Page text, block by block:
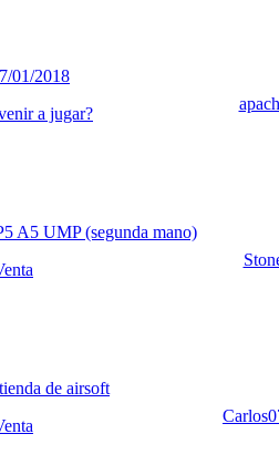
01/2018
a jugar?
A5 UMP (segunda mano)
de airsoft